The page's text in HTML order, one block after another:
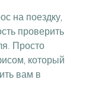
на поездку,
проверить
Просто
который
вам в